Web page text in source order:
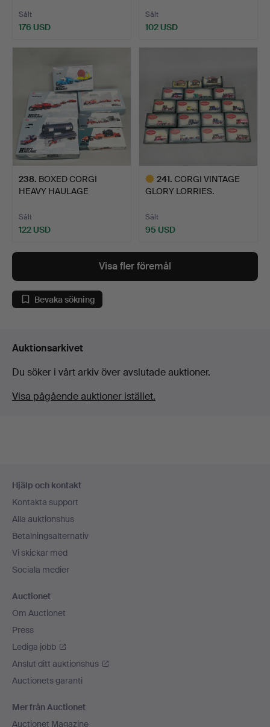
Sålt
176 USD
Sålt
102 USD
238. BOXED CORGI
HEAVY HAULAGE
Sålt
122 USD
241. CORGI VINTAGE
GLORY LORRIES.
Sålt
95 USD
föremål
Visa fler föremål
Bevaka sökning
Auktionsarkivet
Du söker i vårt arkiv över avslutade auktioner.
Visa pågående auktioner istället.
Hjälp och kontakt
Kontakta support
Alla auktionshus
Betalningsalternativ
Vi skickar med
Sociala medier
Auctionet
Om Auctionet
Press
Lediga jobb
Anslut ditt auktionshus
Auctionets garanti
Mer från Auctionet
Auctionet Magazine